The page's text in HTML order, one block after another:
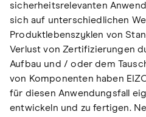
sicherheitsrelevanten
sich auf unterschiedlichen
Produktlebenszyklen von
Verlust von Zertifizierungen
Aufbau und / oder dem
von Komponenten haben
für diesen Anwendungsfall
entwickeln und zu fertigen.